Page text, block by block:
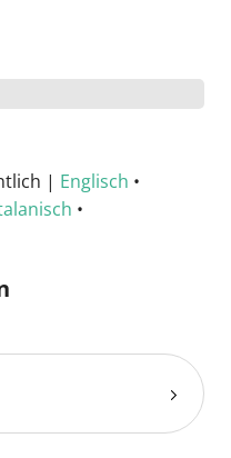
| Englisch •
•